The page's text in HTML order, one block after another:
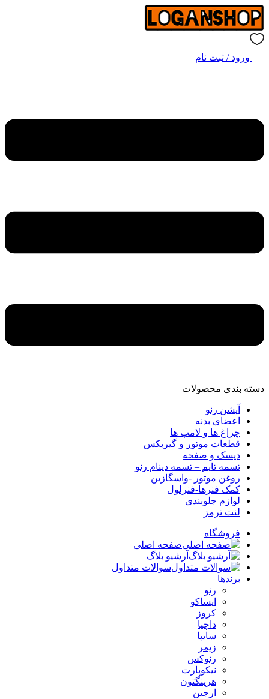
ورود / ثبت نام
دسته‌ بندی محصولات
آپشن رنو
اعضای بدنه
چراغ ها و لامپ ها
قطعات موتور و گیربکس
دیسک و صفحه
تسمه تایم – تسمه دینام رنو
روغن موتور -واسگازین
کمک فنرها-فنرلول
لوازم جلوبندی
لنت ترمز
فروشگاه
صفحه اصلی
آرشیو بلاگ
سوالات متداول
برندها
رنو
ایساکو
کروز
داچیا
سایپا
زیمر
رنوکس
نیکوپارت
هرینگتون
ارجین